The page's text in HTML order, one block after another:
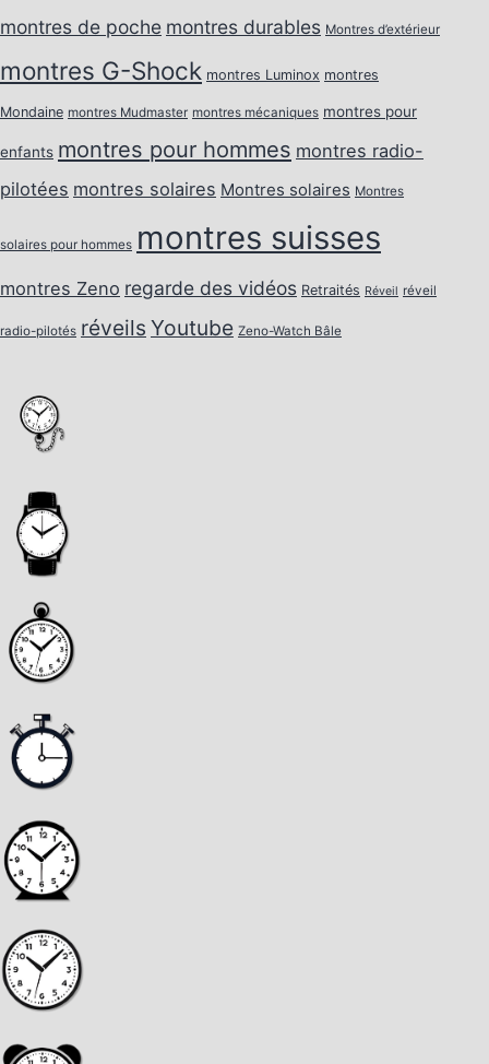
montres de poche montres durables Montres d’extérieur
montres G-Shock montres Luminox montres
Mondaine montres Mudmaster montres mécaniques montres pour
enfants montres pour hommes montres radio-
pilotées montres solaires Montres solaires Montres
solaires pour hommes montres suisses
montres Zeno regarde des vidéos Retraités Réveil réveil
radio-pilotés réveils Youtube Zeno-Watch Bâle